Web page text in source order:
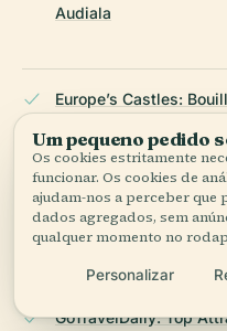
Audiala
Europe’s Castles:
Time Off Around the
Time Off Around the
GoTravelDaily: Top
Um pequeno pedido
Os cookies estritamente
funcionar. Os cookies de
ajudam-nos a perceber que
dados agregados, sem
qualquer momento no
Personalizar